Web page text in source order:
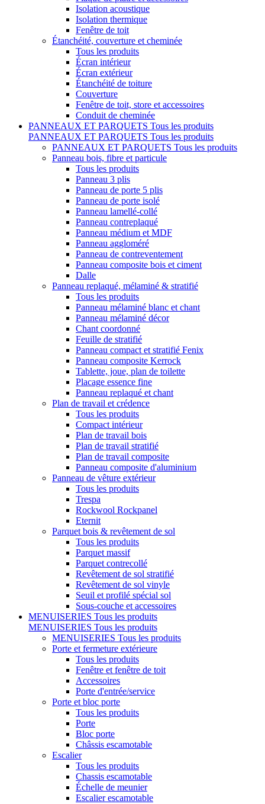
Isolation acoustique
Isolation thermique
Fenêtre de toit
Étanchéité, couverture et cheminée
Tous les produits
Écran intérieur
Écran extérieur
Étanchéité de toiture
Couverture
Fenêtre de toit, store et accessoires
Conduit de cheminée
PANNEAUX ET PARQUETS Tous les produits
PANNEAUX ET PARQUETS Tous les produits
PANNEAUX ET PARQUETS Tous les produits
Panneau bois, fibre et particule
Tous les produits
Panneau 3 plis
Panneau de porte 5 plis
Panneau de porte isolé
Panneau lamellé-collé
Panneau contreplaqué
Panneau médium et MDF
Panneau aggloméré
Panneau de contreventement
Panneau composite bois et ciment
Dalle
Panneau replaqué, mélaminé & stratifié
Tous les produits
Panneau mélaminé blanc et chant
Panneau mélaminé décor
Chant coordonné
Feuille de stratifié
Panneau compact et stratifié Fenix
Panneau composite Kerrock
Tablette, joue, plan de toilette
Placage essence fine
Panneau replaqué et chant
Plan de travail et crédence
Tous les produits
Compact intérieur
Plan de travail bois
Plan de travail stratifié
Plan de travail composite
Panneau composite d'aluminium
Panneau de vêture extérieur
Tous les produits
Trespa
Rockwool Rockpanel
Eternit
Parquet bois & revêtement de sol
Tous les produits
Parquet massif
Parquet contrecollé
Revêtement de sol stratifié
Revêtement de sol vinyle
Seuil et profilé spécial sol
Sous-couche et accessoires
MENUISERIES Tous les produits
MENUISERIES Tous les produits
MENUISERIES Tous les produits
Porte et fermeture extérieure
Tous les produits
Fenêtre et fenêtre de toit
Accessoires
Porte d'entrée/service
Porte et bloc porte
Tous les produits
Porte
Bloc porte
Châssis escamotable
Escalier
Tous les produits
Chassis escamotable
Échelle de meunier
Escalier escamotable